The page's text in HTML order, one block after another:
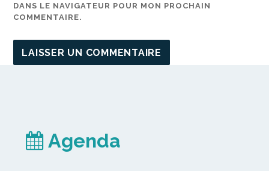
DANS LE NAVIGATEUR POUR MON PROCHAIN
COMMENTAIRE.
Agenda